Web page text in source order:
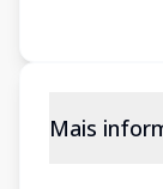
Mais